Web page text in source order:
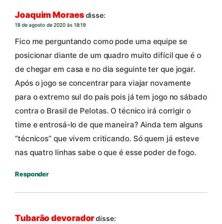
Joaquim Moraesdisse:
18 de agosto de 2020 às 18:19
Fico me perguntando como pode uma equipe se
posicionar diante de um quadro muito difícil que é o
de chegar em casa e no dia seguinte ter que jogar.
Após o jogo se concentrar para viajar novamente
para o extremo sul do país pois já tem jogo no sábado
contra o Brasil de Pelotas. O técnico irá corrigir o
time e entrosá-lo de que maneira? Ainda tem alguns
“técnicos” que vivem criticando. Só quem já esteve
nas quatro linhas sabe o que é esse poder de fogo.
Responder
Tubarão devoradordisse: